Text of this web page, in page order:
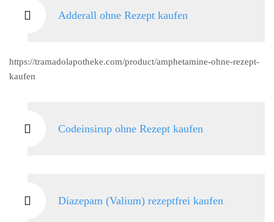
Adderall ohne Rezept kaufen
https://tramadolapotheke.com/product/amphetamine-ohne-rezept-
kaufen
Codeinsirup ohne Rezept kaufen
Diazepam (Valium) rezeptfrei kaufen